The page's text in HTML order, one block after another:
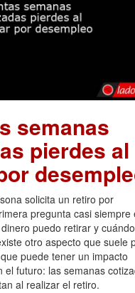
semanas
pierdes al
solicita un retiro por
pregunta casi siempre
puedo retirar y
otro aspecto que suele
puede tener un impacto
el futuro: las semanas
al realizar el retiro.